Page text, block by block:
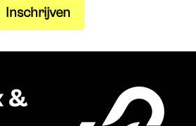
Inschrijven
&